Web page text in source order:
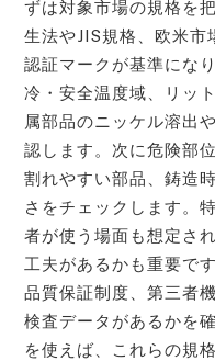
ずは対象市場の規格を
生法やJIS規格、欧米
認証マークが基準にな
冷・安全温度域、リッ
属部品のニッケル溶出
認します。次に危険部
割れやすい部品、鋳造
さをチェックします。
者が使う場面も想定さ
工夫があるかも重要で
品質保証制度、第三者
検査データがあるかを
を使えば、これらの規